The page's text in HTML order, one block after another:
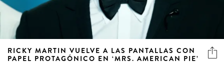
RICKY MARTIN VUELVE A LAS PANTALLAS CON
PAPEL PROTAGÓNICO EN ‘MRS. AMERICAN PIE’